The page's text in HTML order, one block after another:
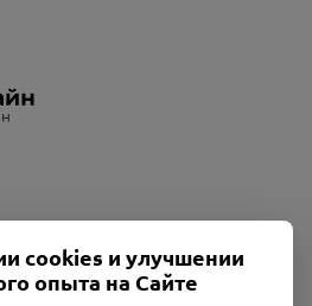
cookies и улучшении
опыта на Сайте